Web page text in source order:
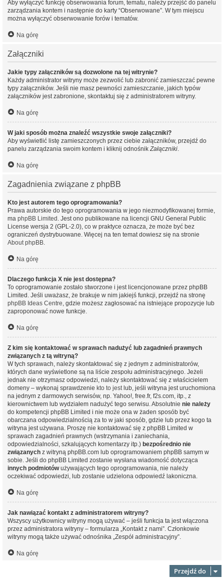
Aby wyłączyć funkcję obserwowania forum, tematu, należy przejść do panelu
zarządzania kontem i następnie do karty “Obserwowane”. W tym miejscu
można wyłączyć obserwowanie forów i tematów.
Na górę
Załączniki
Jakie typy załączników są dozwolone na tej witrynie?
Każdy administrator witryny może zezwolić lub zabronić zamieszczać pewne
typy załączników. Jeśli nie masz pewności zamieszczanie, jakich typów
załączników jest zabronione, skontaktuj się z administratorem witryny.
Na górę
W jaki sposób można znaleźć wszystkie swoje załączniki?
Aby wyświetlić listę zamieszczonych przez ciebie załączników, przejdź do
panelu zarządzania swoim kontem i kliknij odnośnikZałączniki.
Na górę
Zagadnienia związane z phpBB
Kto jest autorem tego oprogramowania?
Prawa autorskie do tego oprogramowania w jego niezmodyfikowanej formie,
ma phpBB Limited . Jest ono publikowane na licencji GNU General Public
License wersja 2 (GPL-2.0), co w praktyce oznacza, że może być bez
ograniczeń dystrybuowane. Więcej na ten temat dowiesz się na stronie
About phpBB.
Na górę
Dlaczego funkcja X nie jest dostępna?
To oprogramowanie zostało stworzone i jest licencjonowane przez phpBB
Limited. Jeśli uważasz, że brakuje w nim jakiejś funkcji, przejdź na stronę
phpBB Ideas Centre, gdzie możesz zagłosować na istniejące propozycje lub
zaproponować nowe funkcje.
Na górę
Z kim się kontaktować w sprawach nadużyć lub zagadnień prawnych
związanych z tą witryną?
W tych sprawach, należy skontaktować się z jednym z administratorów,
których dane wyświetlone są na liście zespołu administracyjnego. Jeżeli
jednak nie otrzymasz odpowiedzi, należy skontaktować się z właścicielem
domeny – wykonaj sprawdzenie kto to jestlub, jeśli witryna jest uruchomiona
na jednym z darmowych serwisów, np. Yahoo!, free.fr, f2s.com, itp., z
kierownictwem lub wydziałem nadużyć tego serwisu. Absolutnie nie należy
do kompetencji phpBB Limited i nie może ona w żaden sposób być
obarczana odpowiedzialnością za to w jaki sposób, gdzie lub przez kogo ta
witryna jest używana. Proszę nie kontaktować się z phpBB Limited w
sprawach zagadnień prawnych (wstrzymania i zaniechania,
odpowiedzialności, szkalujących komentarzy itp.) bezpośrednio nie
związanych z witryną phpBB.com lub oprogramowaniem phpBB samym w
sobie. Jeśli do phpBB Limited zostanie wysłana wiadomość dotycząca
innych podmiotówużywających tego oprogramowania, nie należy
oczekiwać odpowiedzi, lub zostanie udzielona odpowiedź lakoniczna.
Na górę
Jak nawiązać kontakt z administratorem witryny?
Wszyscy użytkownicy witryny mogą używać – jeśli funkcja ta jest włączona
przez administratora witryny – formularza „Kontakt z nami”. Członkowie
witryny mogą także używać odnośnika „Zespół administracyjny”.
Na górę
Przejdź do